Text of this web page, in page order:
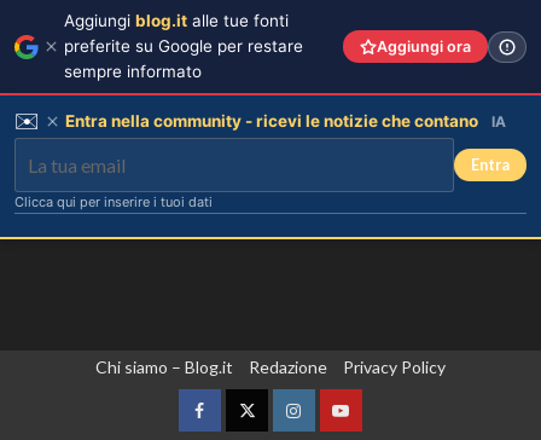
Chi siamo – Blog.it Redazione Privacy Policy
FacebookTwitterInstagramYouTube
Aggiungi blog.it alle tue fonti
preferite su Google per restare
sempre informato
Aggiungi ora
✉️ Entra nella community - ricevi le notizie che contano IA
Entra
Clicca qui per inserire i tuoi dati